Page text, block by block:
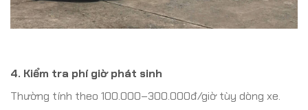
4. Kiểm tra phí giờ phát sinh
Thường tính theo 100.000–300.000đ/giờ tùy dòng xe.